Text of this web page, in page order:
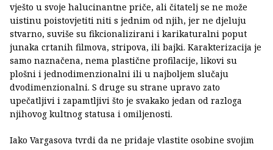
vješto u svoje halucinantne priče, ali čitatelj se ne može
uistinu poistovjetiti niti s jednim od njih, jer ne djeluju
stvarno, suviše su fikcionalizirani i karikaturalni poput
junaka crtanih filmova, stripova, ili bajki. Karakterizacija je
samo naznačena, nema plastične profilacije, likovi su
plošni i jednodimenzionalni ili u najboljem slučaju
dvodimenzionalni. S druge su strane upravo zato
upečatljivi i zapamtljivi što je svakako jedan od razloga
njihovog kultnog statusa i omiljenosti.
Iako Vargasova tvrdi da ne pridaje vlastite osobine svojim